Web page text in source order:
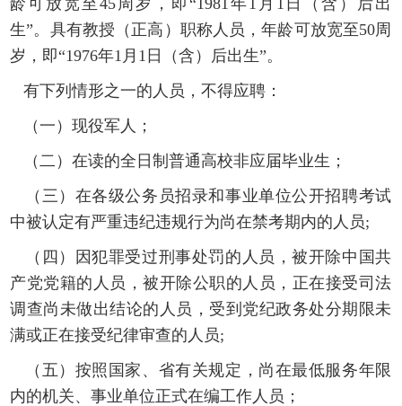
龄可放宽至45周岁，即“1981年1月1日（含）后出
生”。具有教授（ 正高 ） 职称人员 ，年龄可放宽至50周
岁，即“1976年1月1日（含）后出生”。
有下列情形之一的人员，不得应聘 ：
（一）现役军人；
（二）在读的全日制普通高校非应届毕业生；
（三）在各级公务员招录和事业单位公开招聘考试
中被认定有严重违纪违规行为尚在禁考期内的人员;
（四）因犯罪受过刑事处罚的人员，被开除中国共
产党党籍的人员，被开除公职的人员，正在接受司法
调查尚未做出结论的人员，受到党纪政务处分期限未
满或正在接受纪律审查的人员;
（五）按照国家、省有关规定，尚在最低服务年限
内的机关、事业单位正式在编工作人员；